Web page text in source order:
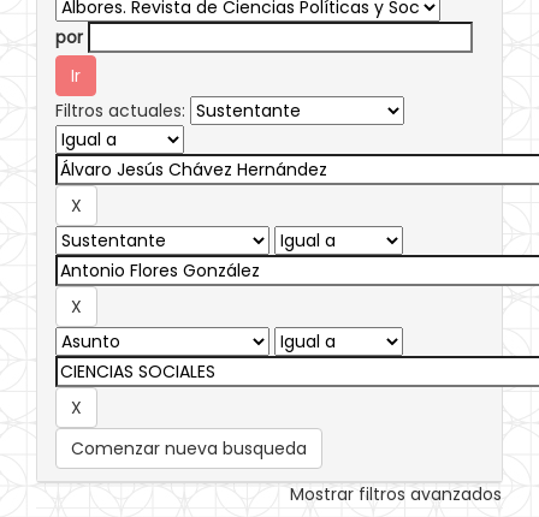
por
Filtros actuales:
Comenzar nueva busqueda
Mostrar filtros avanzados